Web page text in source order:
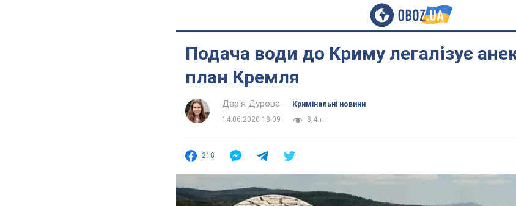
Подача води до Криму легалізує
план Кремля
Дар'я Дурова
Кримінальні новини
14.06.2020 18:09
8,4 т.
218